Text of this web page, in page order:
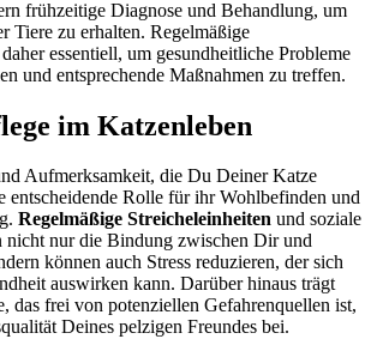
frühzeitige Diagnose und Behandlung, um
Tiere zu erhalten. Regelmäßige
essentiell, um gesundheitliche Probleme
und entsprechende Maßnahmen zu treffen.
im Katzenleben
Aufmerksamkeit, die Du Deiner Katze
entscheidende Rolle für ihr Wohlbefinden und
Regelmäßige Streicheleinheiten und soziale
nicht nur die Bindung zwischen Dir und
können auch Stress reduzieren, der sich
auswirken kann. Darüber hinaus trägt
das frei von potenziellen Gefahrenquellen ist,
Deines pelzigen Freundes bei.